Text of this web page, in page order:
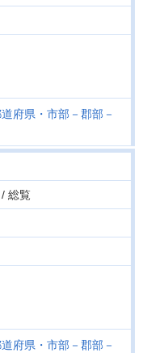
府県・市部－郡部－
総覧
府県・市部－郡部－